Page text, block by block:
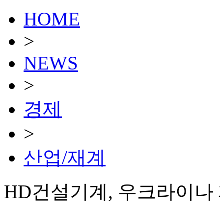
HOME
>
NEWS
>
경제
>
산업/재계
HD건설기계, 우크라이